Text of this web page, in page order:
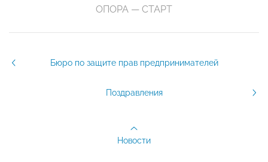
ОПОРА — СТАРТ
Бюро по защите прав предпринимателей
Поздравления
Новости